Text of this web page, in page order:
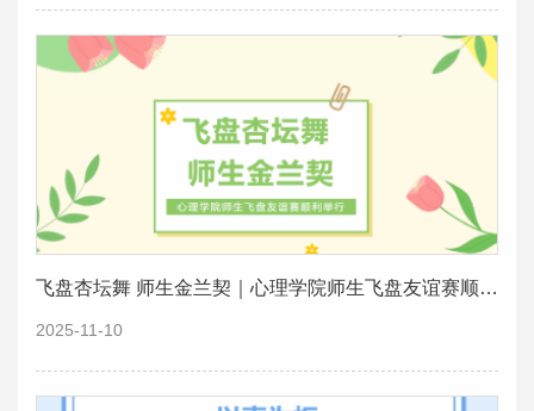
飞盘杏坛舞 师生金兰契｜心理学院师生飞盘友谊赛顺利举行
2025-11-10